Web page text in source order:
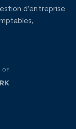
d’entreprise